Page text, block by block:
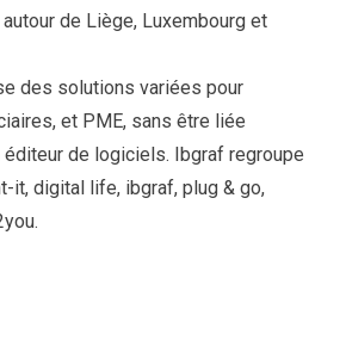
de Liège, Luxembourg et
des solutions variées pour
et PME, sans être liée
de logiciels. Ibgraf regroupe
it, digital life, ibgraf, plug & go,